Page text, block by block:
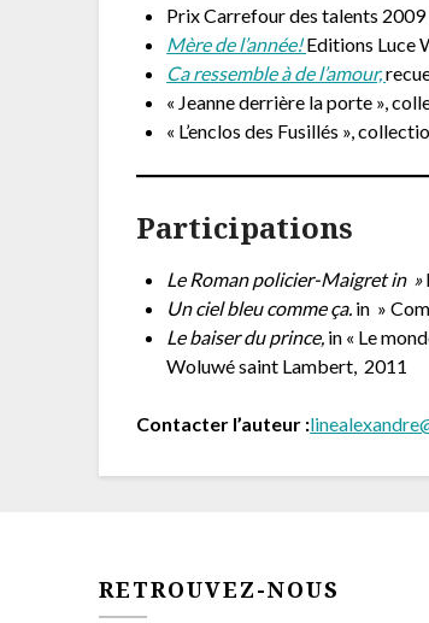
Prix Carrefour des talents 2009
Mère de l’année!Editions Luce
Ca ressemble à de l’amour,
« Jeanne derrière la porte »,
« L’enclos des Fusillés »,
Participations
Le Roman policier-Maigret in »
Un ciel bleu comme ça. in »
Le baiser du prince, in « Le
Woluwé saint Lambert, 2011
Contacter l’auteur :
RETROUVEZ-NOUS